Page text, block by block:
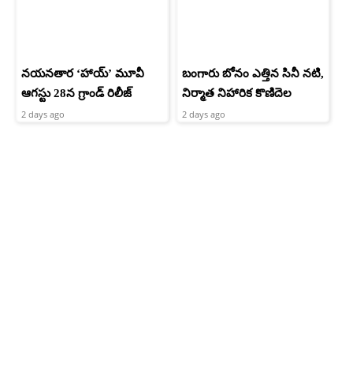
నయనతార ‘హాయ్’ మూవీ
ఆగస్టు 28న గ్రాండ్ రిలీజ్
2 days ago
బంగారు బోనం ఎత్తిన సినీ నటి,
నిర్మాత నిహారిక కొణిదెల
2 days ago